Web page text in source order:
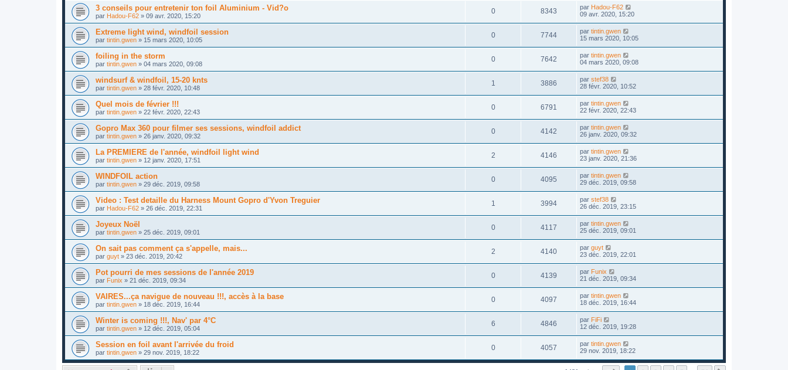
3 conseils pour entretenir ton foil Aluminium - Vid?o
par Hadou-F62 » 09 avr. 2020, 15:20
0 8343 par Hadou-F62
09 avr. 2020, 15:20
Extreme light wind, windfoil session
par tintin.gwen » 15 mars 2020, 10:05
0 7744 par tintin.gwen
15 mars 2020, 10:05
foiling in the storm
par tintin.gwen » 04 mars 2020, 09:08
0 7642 par tintin.gwen
04 mars 2020, 09:08
windsurf & windfoil, 15-20 knts
par tintin.gwen » 28 févr. 2020, 10:48
1 3886 par stef38
28 févr. 2020, 10:52
Quel mois de février !!!
par tintin.gwen » 22 févr. 2020, 22:43
0 6791 par tintin.gwen
22 févr. 2020, 22:43
Gopro Max 360 pour filmer ses sessions, windfoil addict
par tintin.gwen » 26 janv. 2020, 09:32
0 4142 par tintin.gwen
26 janv. 2020, 09:32
La PREMIERE de l'année, windfoil light wind
par tintin.gwen » 12 janv. 2020, 17:51
2 4146 par tintin.gwen
23 janv. 2020, 21:36
WINDFOIL action
par tintin.gwen » 29 déc. 2019, 09:58
0 4095 par tintin.gwen
29 déc. 2019, 09:58
Video : Test detaille du Harness Mount Gopro d'Yvon Treguier
par Hadou-F62 » 26 déc. 2019, 22:31
1 3994 par stef38
26 déc. 2019, 23:15
Joyeux Noël
par tintin.gwen » 25 déc. 2019, 09:01
0 4117 par tintin.gwen
25 déc. 2019, 09:01
On sait pas comment ça s'appelle, mais...
par guyt » 23 déc. 2019, 20:42
2 4140 par guyt
23 déc. 2019, 22:01
Pot pourri de mes sessions de l'année 2019
par Funix » 21 déc. 2019, 09:34
0 4139 par Funix
21 déc. 2019, 09:34
VAIRES...ça navigue de nouveau !!!, accès à la base
par tintin.gwen » 18 déc. 2019, 16:44
0 4097 par tintin.gwen
18 déc. 2019, 16:44
Winter is coming !!!, Nav' par 4°C
par tintin.gwen » 12 déc. 2019, 05:04
6 4846 par FiFi
12 déc. 2019, 19:28
Session en foil avant l'arrivée du froid
par tintin.gwen » 29 nov. 2019, 18:22
0 4057 par tintin.gwen
29 nov. 2019, 18:22